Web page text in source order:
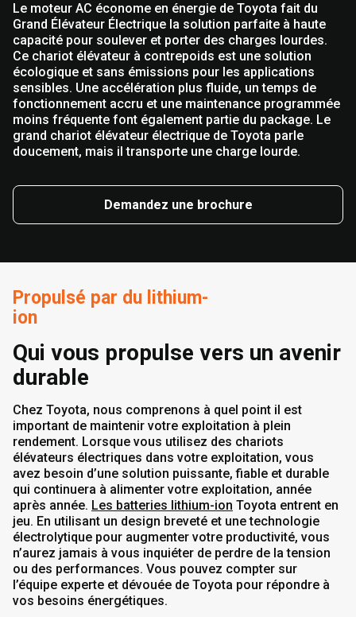
Le moteur AC économe en énergie de Toyota fait du
Grand Élévateur Électrique la solution parfaite à haute
capacité pour soulever et porter des charges lourdes.
Ce chariot élévateur à contrepoids est une solution
écologique et sans émissions pour les applications
sensibles. Une accélération plus fluide, un temps de
fonctionnement accru et une maintenance programmée
moins fréquente font également partie du package. Le
grand chariot élévateur électrique de Toyota parle
doucement, mais il transporte une charge lourde.
Demandez une brochure
Propulsé par du lithium-
ion
Qui vous propulse vers un avenir
durable
Chez Toyota, nous comprenons à quel point il est
important de maintenir votre exploitation à plein
rendement. Lorsque vous utilisez des chariots
élévateurs électriques dans votre exploitation, vous
avez besoin d’une solution puissante, fiable et durable
qui continuera à alimenter votre exploitation, année
après année. Les batteries lithium-ion Toyota entrent en
jeu. En utilisant un design breveté et une technologie
électrolytique pour augmenter votre productivité, vous
n’aurez jamais à vous inquiéter de perdre de la tension
ou des performances. Vous pouvez compter sur
l’équipe experte et dévouée de Toyota pour répondre à
vos besoins énergétiques.